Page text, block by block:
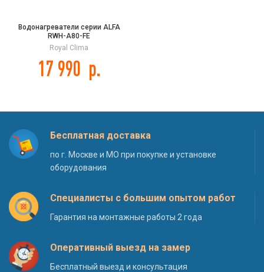
Водонагреватели серии ALFA
RWH-A80-FE
Royal Clima
17 990 р.
Бесплатная доставка
по г. Москве и МО при покупке и установке
оборудования
Специалисты с большим опытом работ
Гарантия на монтажные работы 2 года
Оперативный выезд на замер
Бесплатный выезд и консультация